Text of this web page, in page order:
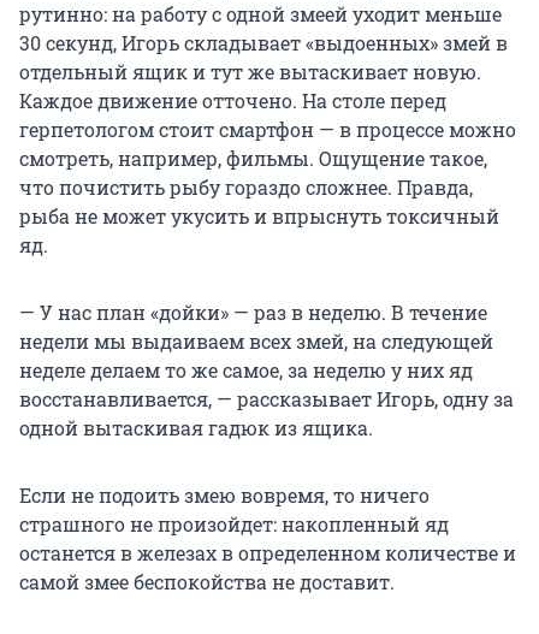
рутинно: на работу с одной змеей уходит меньше
30 секунд, Игорь складывает «выдоенных» змей в
отдельный ящик и тут же вытаскивает новую.
Каждое движение отточено. На столе перед
герпетологом стоит смартфон — в процессе можно
смотреть, например, фильмы. Ощущение такое,
что почистить рыбу гораздо сложнее. Правда,
рыба не может укусить и впрыснуть токсичный
яд.
— У нас план «дойки» — раз в неделю. В течение
недели мы выдаиваем всех змей, на следующей
неделе делаем то же самое, за неделю у них яд
восстанавливается, — рассказывает Игорь, одну за
одной вытаскивая гадюк из ящика.
Если не подоить змею вовремя, то ничего
страшного не произойдет: накопленный яд
останется в железах в определенном количестве и
самой змее беспокойства не доставит.